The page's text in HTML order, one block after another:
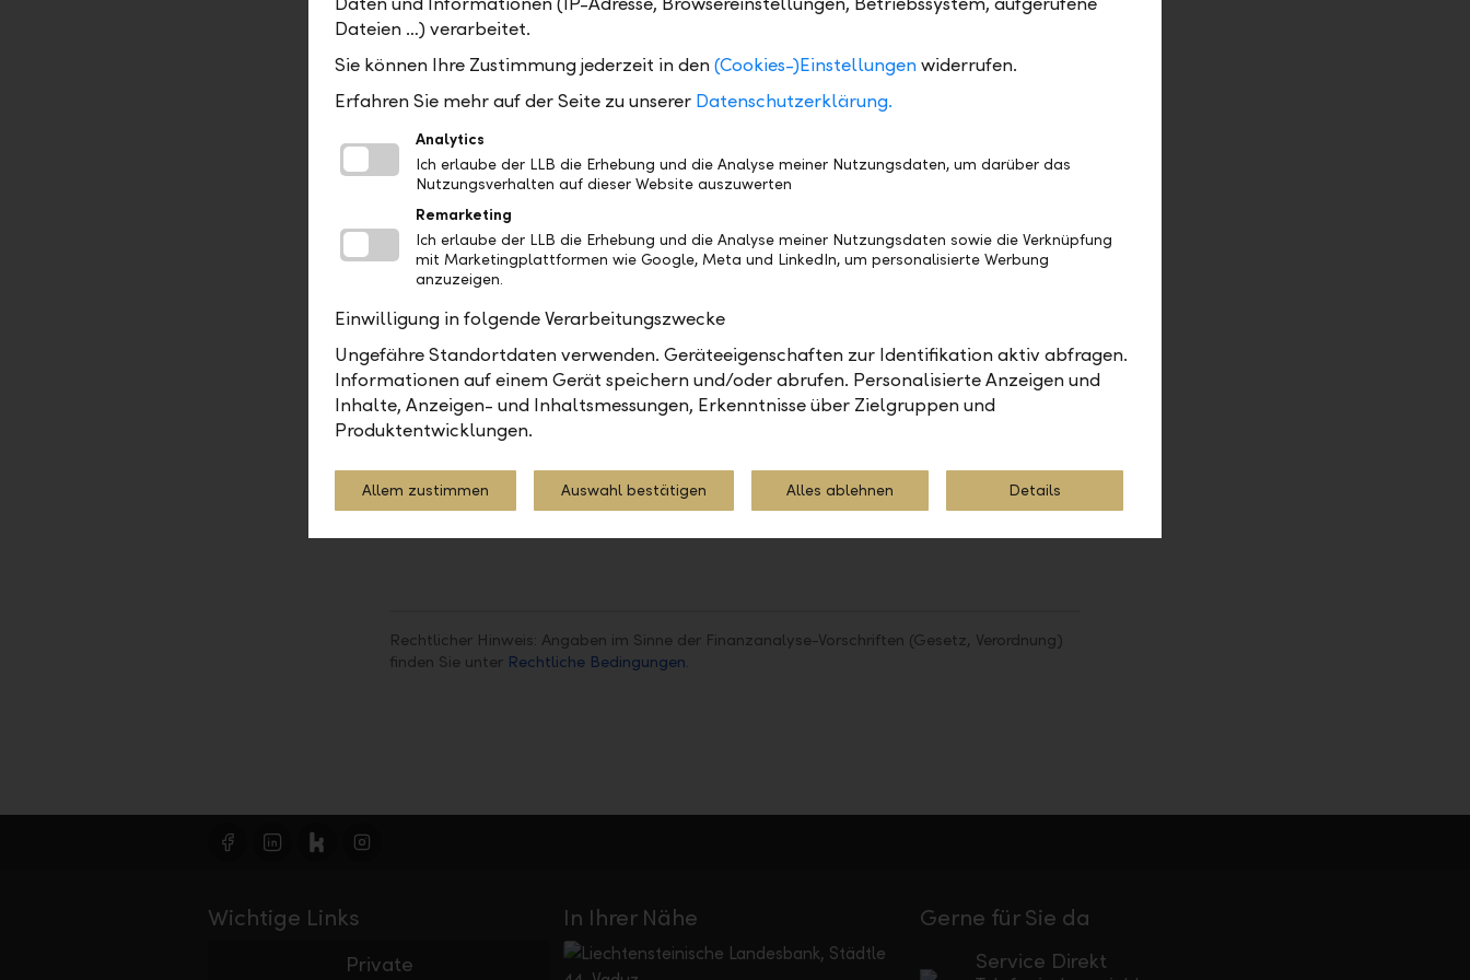
um das notwendige Wohnungsangebot zu schaffen. Investoren stehen
dabei die direkte Einzelimmobilie, der direkte Immobilienanlagefonds wie
auch die Immobilienaktienanlage zur Verfügung. Der LLB Aktien
Immobilien Global Fonds zielt dabei auf die Immobilienaktie. Die
Welt. Sie realisieren Wohnprojekte und schaffen neuen Wohnraum.
Bernhard Schmitt, Leiter Equity &amp; Multi Manager Management, LLB Asset Management
Asset Management Berichte Märkte
Teilen Drucken
Rechtlicher Hinweis: Angaben im Sinne der Finanzanalyse-Vorschriften (Gesetz, Verordnung)
finden Sie unter Rechtliche Bedingungen.
Gerne für Sie da
Service Direkt
In Ihrer Nähe
Wichtige Links
Private
Dateien …) verarbeitet.
Sie können Ihre Zustimmung jederzeit in den(Cookies-)Einstellungenwiderrufen.
Erfahren Sie mehr auf der Seite zu unserer Datenschutzerklärung.
Analytics
Ich erlaube der LLB die Erhebung und die Analyse meiner Nutzungsdaten, um darüber das
Nutzungsverhalten auf dieser Website auszuwerten
Remarketing
Ich erlaube der LLB die Erhebung und die Analyse meiner Nutzungsdaten sowie die Verknüpfung
mit Marketingplattformen wie Google, Meta und LinkedIn, um personalisierte Werbung
anzuzeigen.
Einwilligung in folgende Verarbeitungszwecke
Ungefähre Standortdaten verwenden. Geräteeigenschaften zur Identifikation aktiv abfragen.
Informationen auf einem Gerät speichern und/oder abrufen. Personalisierte Anzeigen und
Inhalte, Anzeigen- und Inhaltsmessungen, Erkenntnisse über Zielgruppen und
Produktentwicklungen.
Allem zustimmen Auswahl bestätigen Alles ablehnen Details